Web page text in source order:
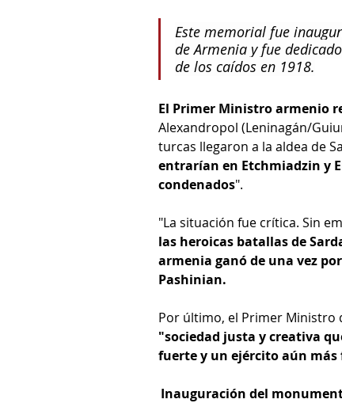
Este memorial fue
de Armenia y fue
de los caídos en 1918.
El Primer Ministro armenio
Alexandropol (Leninagán/
turcas llegaron a la aldea de
entrarían en Etchmiadzin y
condenados".
"La situación fue crítica. Sin
las heroicas batallas de
armenia ganó de una vez
Pashinian.
Por último, el Primer Ministro
"sociedad justa y creativa
fuerte y un ejército aún
Inauguración del